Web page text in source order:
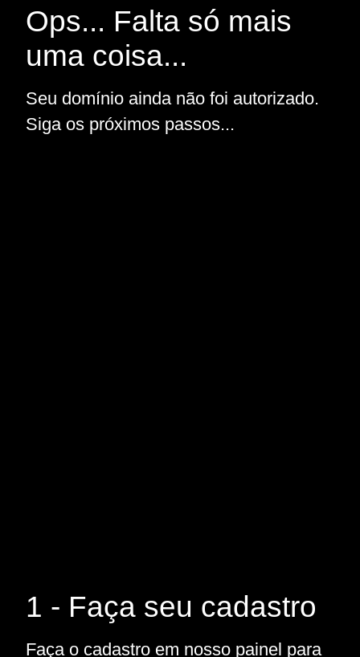
Ops... Falta só mais
uma coisa...
Seu domínio ainda não foi autorizado.
Siga os próximos passos...
1 - Faça seu cadastro
Faça o cadastro em nosso painel para